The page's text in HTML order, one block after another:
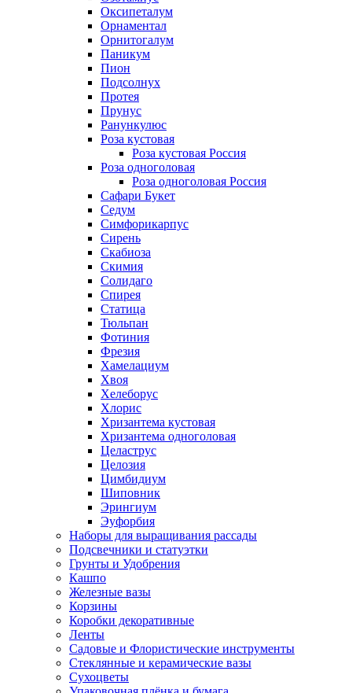
Оксипеталум
Орнаментал
Орнитогалум
Паникум
Пион
Подсолнух
Протея
Прунус
Ранункулюс
Роза кустовая
Роза кустовая Россия
Роза одноголовая
Роза одноголовая Россия
Сафари Букет
Седум
Симфорикарпус
Сирень
Скабиоза
Скимия
Солидаго
Спирея
Статица
Тюльпан
Фотиния
Фрезия
Хамелациум
Хвоя
Хелеборус
Хлорис
Хризантема кустовая
Хризантема одноголовая
Целаструс
Целозия
Цимбидиум
Шиповник
Эрингиум
Эуфорбия
Наборы для выращивания рассады
Подсвечники и статуэтки
Грунты и Удобрения
Кашпо
Железные вазы
Корзины
Коробки декоративные
Ленты
Садовые и Флористические инструменты
Стеклянные и керамические вазы
Сухоцветы